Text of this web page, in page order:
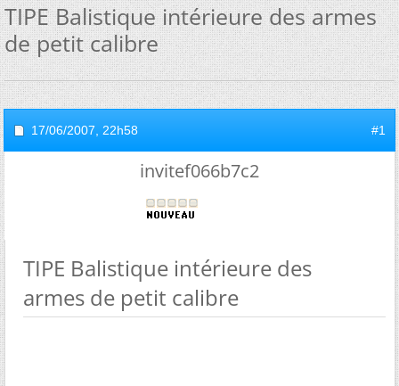
TIPE Balistique intérieure des armes
de petit calibre
17/06/2007, 22h58 #1
invitef066b7c2
TIPE Balistique intérieure des
armes de petit calibre